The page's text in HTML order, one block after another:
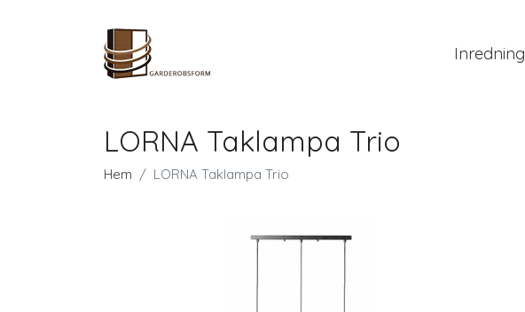
Inredning
LORNA Taklampa Trio
Hem LORNA Taklampa Trio